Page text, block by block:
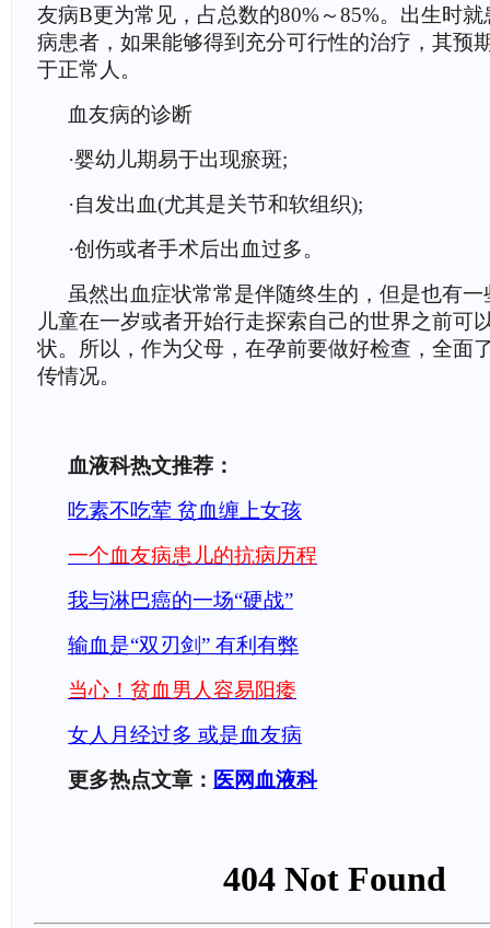
友病B更为常见，占总数的80%～85%。出生时
病患者，如果能够得到充分可行性的治疗，其预
于正常人。
血友病的诊断
·婴幼儿期易于出现瘀斑;
·自发出血(尤其是关节和软组织);
·创伤或者手术后出血过多。
虽然出血症状常常是伴随终生的，但是也有
儿童在一岁或者开始行走探索自己的世界之前可
状。所以，作为父母，在孕前要做好检查，全面
传情况。
血液科热文推荐：
吃素不吃荤 贫血缠上女孩
一个血友病患儿的抗病历程
我与淋巴癌的一场“硬战”
输血是“双刃剑” 有利有弊
当心！贫血男人容易阳痿
女人月经过多 或是血友病
更多热点文章： 医网血液科